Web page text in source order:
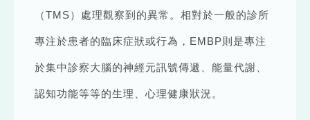
（TMS）處理觀察到的異常。相對於一般的診所
專注於患者的臨床症狀或行為，EMBP則是專注
於集中診察大腦的神經元訊號傳遞、能量代謝、
認知功能等等的生理、心理健康狀況。